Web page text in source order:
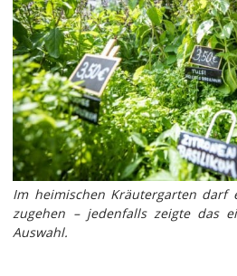
Im heimischen Kräutergarten darf
zugehen – jedenfalls zeigte das
Auswahl.